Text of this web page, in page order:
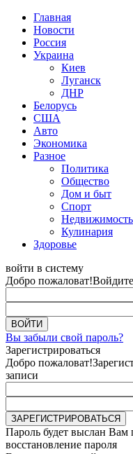
Главная
Новости
Россия
Украина
Киев
Луганск
ДНР
Белорусь
США
Авто
Экономика
Разное
Политика
Общество
Дом и быт
Спорт
Недвижимость
Кулинария
Здоровье
войти в систему
Добро пожаловат!
Вы забыли свой пароль?
Зарегистрироваться
Добро пожаловат!
записи
Пароль будет выслан Вам
восстановление пароля